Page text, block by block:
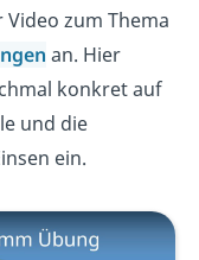
zum Thema
an. Hier
konkret auf
und die
ein.